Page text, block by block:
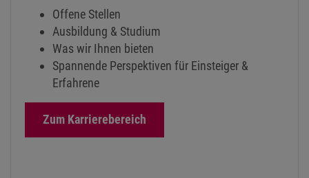
Ausbildung & Studium
Was wir Ihnen bieten
Spannende Perspektiven für Einsteiger &
Erfahrene